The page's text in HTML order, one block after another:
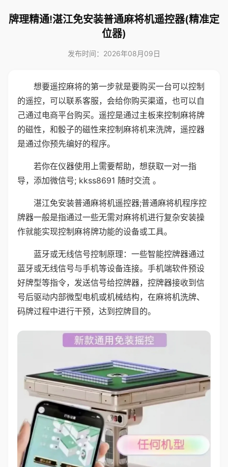
牌理精通!湛江免安装普通麻将机遥控器(精准定
位器)
发布时间：2026年08月09日
想要遥控麻将的第一步就是要购买一台可以控制
的遥控，可以联系客服，会给你购买渠道，也可以自
己通过电商平台购买。遥控是通过主板来控制麻将牌
的磁性，和骰子的磁性来控制麻将机来洗牌，遥控器
是通过你预先编好的程序。
若你在仪器使用上需要帮助，想获取一对一指
导，添加微信号; kkss8691 随时交流 。
湛江免安装普通麻将机遥控器;普通麻将机程序控
牌器一般是指通过一些无需对麻将机进行复杂安装操
作就能实现控制麻将牌功能的设备或工具。
蓝牙或无线信号控制原理：一些智能控牌器通过
蓝牙或无线信号与手机等设备连接。手机端软件预设
好牌型等指令，发送信号给控牌器，控牌器接收到信
号后驱动内部微型电机或机械结构，在麻将机洗牌、
码牌过程中进行干预，达到控牌目的。